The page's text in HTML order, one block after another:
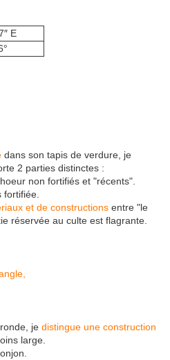
E
dans son tapis de verdure, je
2 parties distinctes :
non fortifiés et "récents".
et de constructions entre "le
réservée au culte est flagrante.
je distingue une construction
large.